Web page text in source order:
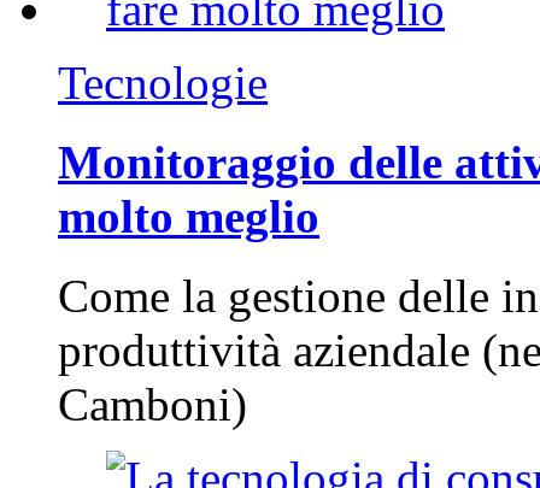
Tecnologie
Monitoraggio delle
molto meglio
Come la gestione delle
produttività aziendale
Camboni)